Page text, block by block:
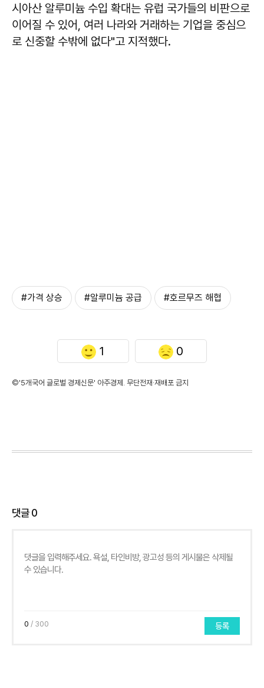
시아산 알루미늄 수입 확대는 유럽 국가들의 비판으로
이어질 수 있어, 여러 나라와 거래하는 기업을 중심으
로 신중할 수밖에 없다"고 지적했다.
#가격 상승 #알루미늄 공급 #호르무즈 해협
1 0
©'5개국어 글로벌 경제신문' 아주경제. 무단전재·재배포 금지
댓글0
0 / 300 등록